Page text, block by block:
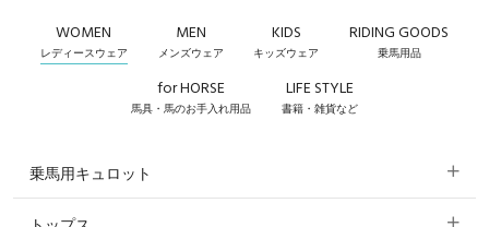
WOMEN
レディースウェア
MEN
メンズウェア
KIDS
キッズウェア
RIDING GOODS
乗馬用品
for HORSE
馬具・馬のお手入れ用品
LIFE STYLE
書籍・雑貨など
乗馬用キュロット